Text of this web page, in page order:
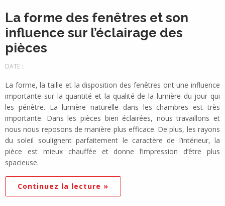
La forme des fenêtres et son
influence sur l’éclairage des
pièces
DATE :
La forme, la taille et la disposition des fenêtres ont une influence
importante sur la quantité et la qualité de la lumière du jour qui
les pénètre. La lumière naturelle dans les chambres est très
importante. Dans les pièces bien éclairées, nous travaillons et
nous nous reposons de manière plus efficace. De plus, les rayons
du soleil soulignent parfaitement le caractère de l’intérieur, la
pièce est mieux chauffée et donne l’impression d’être plus
spacieuse.
Continuez la lecture »